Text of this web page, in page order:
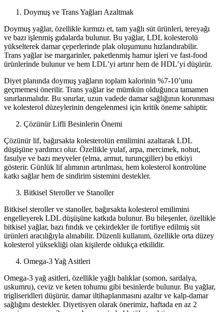
Doymuş ve Trans Yağları Azaltmak
Doymuş yağlar, özellikle kırmızı et, tam yağlı süt ürünleri, tereyağı
ve bazı işlenmiş gıdalarda bulunur. Bu yağlar, LDL kolesterolü
yükselterek damar çeperlerinde plak oluşumunu hızlandırabilir.
Trans yağlar ise margarinler, paketlenmiş hamur işleri ve fast-food
ürünlerinde bulunur ve hem LDL’yi artırır hem de HDL’yi düşürür.
Diyet planında doymuş yağların toplam kalorinin %7-10’unu
geçmemesi önerilir. Trans yağlar ise mümkün olduğunca tamamen
sınırlanmalıdır. Bu sınırlar, uzun vadede damar sağlığının korunması
ve kolesterol düzeylerinin dengelenmesi için kritik öneme sahiptir.
Çözünür Lifli Besinlerin Önemi
Çözünür lif, bağırsakta kolesterolün emilimini azaltarak LDL
düşüşüne yardımcı olur. Özellikle yulaf, arpa, mercimek, nohut,
fasulye ve bazı meyveler (elma, armut, turunçgiller) bu etkiyi
gösterir. Günlük lif alımının artırılması, hem kolesterol kontrolüne
katkı sağlar hem de sindirim sistemini destekler.
Bitkisel Steroller ve Stanoller
Bitkisel steroller ve stanoller, bağırsakta kolesterol emilimini
engelleyerek LDL düşüşüne katkıda bulunur. Bu bileşenler, özellikle
bitkisel yağlar, bazı fındık ve çekirdekler ile fortifiye edilmiş süt
ürünleri aracılığıyla alınabilir. Düzenli kullanım, özellikle orta düzey
kolesterol yüksekliği olan kişilerde oldukça etkilidir.
Omega-3 Yağ Asitleri
Omega-3 yağ asitleri, özellikle yağlı balıklar (somon, sardalya,
uskumru), ceviz ve keten tohumu gibi besinlerde bulunur. Bu yağlar,
trigliseridleri düşürür, damar iltihaplanmasını azaltır ve kalp-damar
sağlığını destekler. Diyetisyen olarak önerimiz, haftada en az 2